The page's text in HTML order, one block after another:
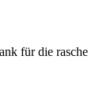
für die rasche